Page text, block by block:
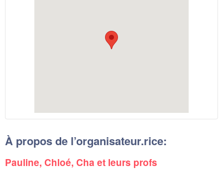
À propos de l’organisateur.rice:
Pauline, Chloé, Cha et leurs profs